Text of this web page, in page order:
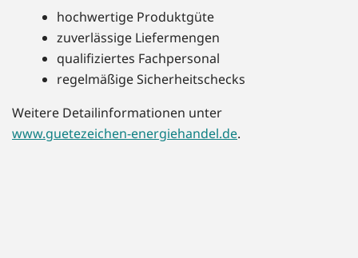
hochwertige Produktgüte
zuverlässige Liefermengen
qualifiziertes Fachpersonal
regelmäßige Sicherheitschecks
Weitere Detailinformationen unter
www.guetezeichen-energiehandel.de.